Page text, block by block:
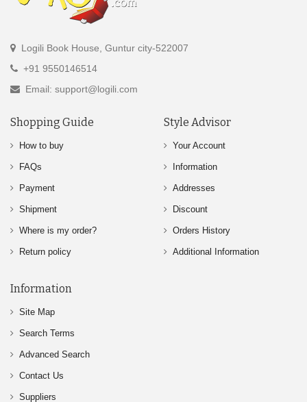
Logili Book House, Guntur city-522007
+91 9550146514
Email: support@logili.com
Shopping Guide
How to buy
FAQs
Payment
Shipment
Where is my order?
Return policy
Style Advisor
Your Account
Information
Addresses
Discount
Orders History
Additional Information
Information
Site Map
Search Terms
Advanced Search
Contact Us
Suppliers